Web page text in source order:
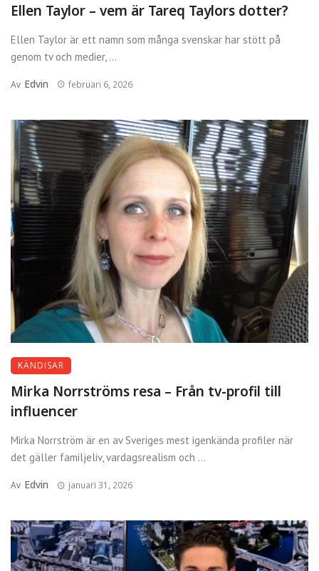
Ellen Taylor – vem är Tareq Taylors dotter?
Ellen Taylor är ett namn som många svenskar har stött på
genom tv och medier, ...
Av Edvin februari 6, 2026
KÄNDISAR
Mirka Norrströms resa – Från tv-profil till
influencer
Mirka Norrström är en av Sveriges mest igenkända profiler när
det gäller familjeliv, vardagsrealism och ...
Av Edvin januari 31, 2026